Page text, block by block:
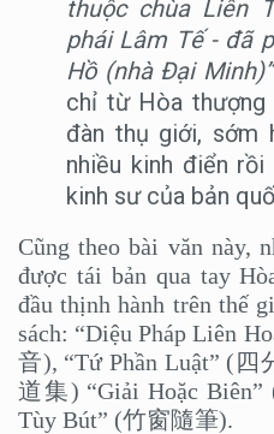
thuộc chùa Liên
phái Lâm Tế - đã
Hồ (nhà Đại Minh)”
chỉ từ Hòa thượng
đàn thụ giới, sớm
nhiều kinh điển
kinh sư của bản
Cũng theo bài văn này,
được tái bản qua tay
đầu thịnh hành trên thế
sách: “Diệu Pháp Liên
音), “Tứ Phần Luật” (四
道集) “Giải Hoặc
Tùy Bút” (竹窗隨筆).